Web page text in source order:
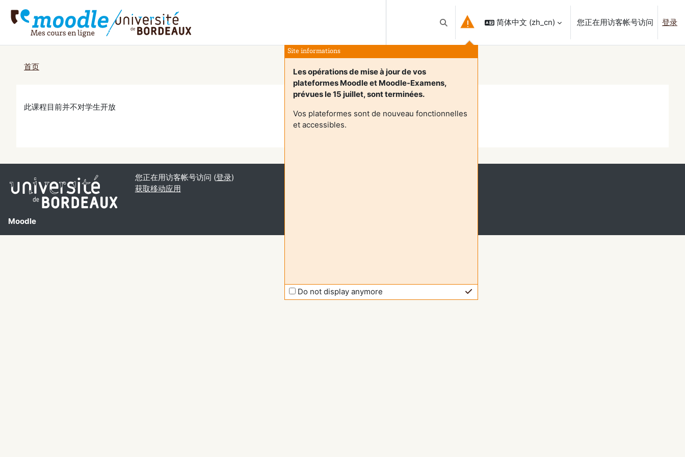
切换搜索输入
Site informations
Les opérations de mise à jour de vos
plateformes Moodle et Moodle-Examens,
prévues le 15 juillet, sont terminées.
Vos plateformes sont de nouveau fonctionnelles
et accessibles.
Do not display anymore
简体中文 ‎(zh_cn)‎ 您正在用访客帐号访问 登录
首页
此课程目前并不对学生开放
继续
Moodle
您正在用访客帐号访问 (登录)
获取移动应用